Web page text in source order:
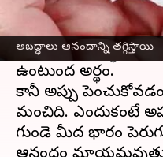
అబద్ధాలు ఆనందాన్ని తగ్గిస్తాయి
నిజం నిప్పులాంటిది,
అంటే నిజం చెప్పినపుడు
ఉంటుంది. అబద్ధం
ఉంటుందని అర్థం.
కానీ అప్పు పెంచుకోవడం
మంచిది. ఎందుకంటే
గుండె మీద భారం